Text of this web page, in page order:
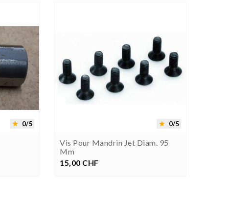
 0/5  0/5
Vis Pour Mandrin Jet Diam. 95
Mm
Prix
15,00 CHF